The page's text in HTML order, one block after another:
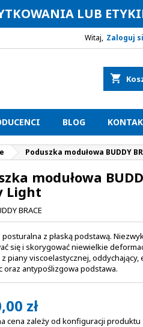
LUB
Witaj, Zaloguj
shopping_cart
BLOG
Poduszka modułowa BUDDY
modułowa
Light
BRACE
z płaską podstawą.
się i skorygować niewielkie
z piany viscoelastycznej, oddychający,
oraz antypoślizgowa podstawa.
zł
cena zależy od konfiguracji produktu